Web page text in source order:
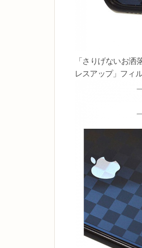
「さりげないお
レスアップ」フィ